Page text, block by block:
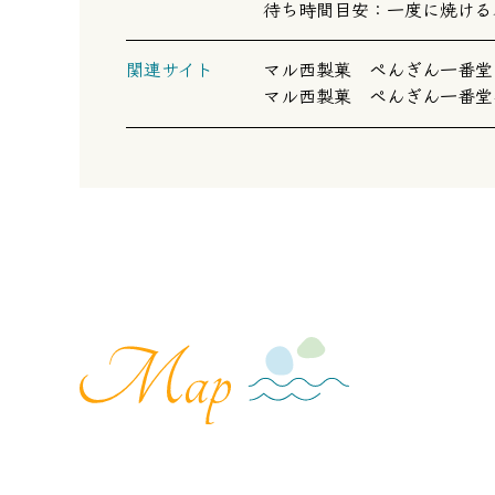
待ち時間目安：一度に焼け
関連サイト
マル西製菓 ぺんぎん一番
マル西製菓 ぺんぎん一番